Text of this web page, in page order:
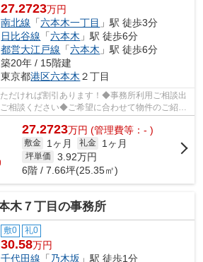
27.2723万円
南北線 「六本木一丁目 」駅 徒歩3分
日比谷線 「六本木 」駅 徒歩6分
都営大江戸線 「六本木 」駅 徒歩6分
築20年 / 15階建
東京都港区六本木 ２丁目
だければ割引あります！◆事務所利用ご相談出
談ください◆ご希望に合わせて物件のご紹介
等お気軽にお問...
27.2723万円 (管理費等：- )
敷金 1ヶ月 礼金 1ヶ月
坪単価 3.92万円
6階 / 7.66坪(25.35㎡)
木７丁目の事務所
敷0 礼0
30.58万円
千代田線 「 乃木坂 」駅 徒歩1分